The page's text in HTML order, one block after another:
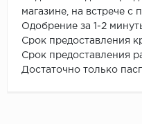
магазине, на встрече
Одобрение за 1-2
Срок предоставления
Срок предоставления
Достаточно только